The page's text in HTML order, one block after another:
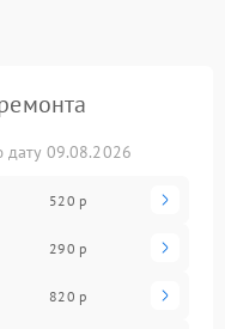
09.08.2026
520 р
290 р
820 р